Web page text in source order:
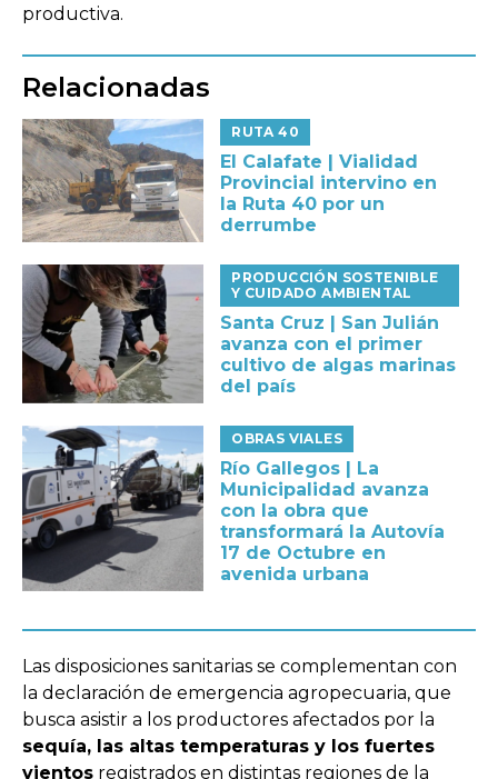
productiva.
Relacionadas
RUTA 40
El Calafate | Vialidad
Provincial intervino en
la Ruta 40 por un
derrumbe
PRODUCCIÓN SOSTENIBLE
Y CUIDADO AMBIENTAL
Santa Cruz | San Julián
avanza con el primer
cultivo de algas marinas
del país
OBRAS VIALES
Río Gallegos | La
Municipalidad avanza
con la obra que
transformará la Autovía
17 de Octubre en
avenida urbana
Las disposiciones sanitarias se complementan con
la declaración de emergencia agropecuaria, que
busca asistir a los productores afectados por la
sequía, las altas temperaturas y los fuertes
vientos registrados en distintas regiones de la